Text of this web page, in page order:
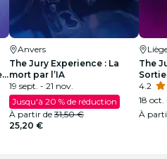
Anvers
The Jury Experience : La
mort par l’IA
19 sept. - 21 nov.
Jusqu'à 20 % de réduction
À partir de 31,50 €
25,20 €
The
4.2
18
À